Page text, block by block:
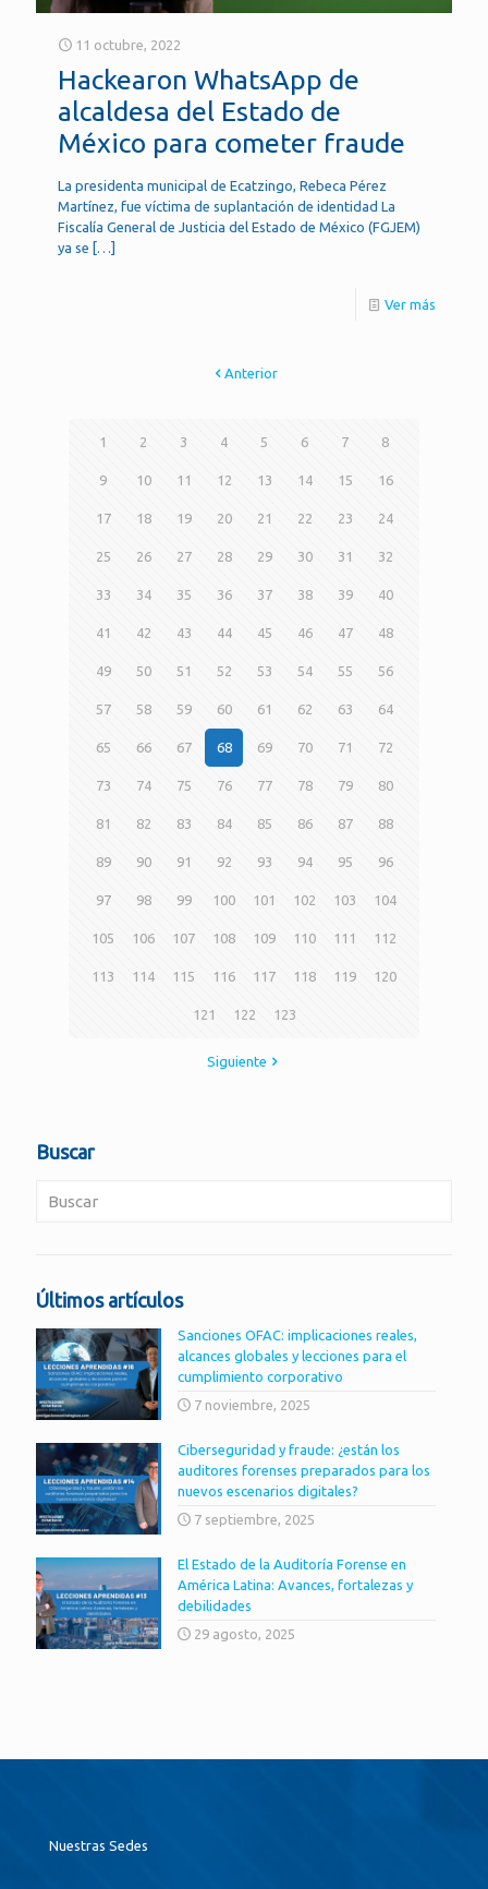
11 octubre, 2022
Hackearon WhatsApp de
alcaldesa del Estado de
México para cometer fraude
La presidenta municipal de Ecatzingo, Rebeca Pérez
Martínez, fue víctima de suplantación de identidad La
Fiscalía General de Justicia del Estado de México (FGJEM)
ya se […]
Ver más
Anterior
1 2 3 4 5 6 7 8
9 10 11 12 13 14 15 16
17 18 19 20 21 22 23 24
25 26 27 28 29 30 31 32
33 34 35 36 37 38 39 40
41 42 43 44 45 46 47 48
49 50 51 52 53 54 55 56
57 58 59 60 61 62 63 64
65 66 67 68 69 70 71 72
73 74 75 76 77 78 79 80
81 82 83 84 85 86 87 88
89 90 91 92 93 94 95 96
97 98 99 100 101 102 103 104
105 106 107 108 109 110 111 112
113 114 115 116 117 118 119 120
121 122 123
Siguiente
Buscar
Últimos artículos
Sanciones OFAC: implicaciones reales,
alcances globales y lecciones para el
cumplimiento corporativo
7 noviembre, 2025
Ciberseguridad y fraude: ¿están los
auditores forenses preparados para los
nuevos escenarios digitales?
7 septiembre, 2025
El Estado de la Auditoría Forense en
América Latina: Avances, fortalezas y
debilidades
29 agosto, 2025
Nuestras Sedes